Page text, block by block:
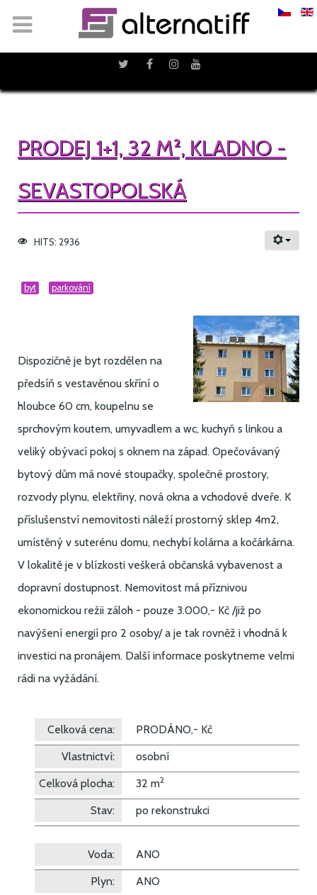
PRODEJ 1+1, 32 M², KLADNO -
SEVASTOPOLSKÁ
HITS: 2936
byt parkování
Dispozičně je byt rozdělen na
předsíň s vestavěnou skříní o
hloubce 60 cm, koupelnu se
sprchovým koutem, umyvadlem a wc, kuchyň s linkou a
veliký obývací pokoj s oknem na západ. Opečovávaný
bytový dům má nové stoupačky, společné prostory,
rozvody plynu, elektřiny, nová okna a vchodové dveře. K
příslušenství nemovitosti náleží prostorný sklep 4m2,
umístěný v suterénu domu, nechybí kolárna a kočárkárna.
V lokalitě je v blízkosti veškerá občanská vybavenost a
dopravní dostupnost. Nemovitost má příznivou
ekonomickou režii záloh - pouze 3.000,- Kč /již po
navýšení energií pro 2 osoby/ a je tak rovněž i vhodná k
investici na pronájem. Další informace poskytneme velmi
rádi na vyžádání.
Celková cena:
PRODÁNO,- Kč
Vlastnictví:
osobní
Celková plocha:
32 m2
Stav: po rekonstrukci
Voda:
ANO
Plyn:
ANO